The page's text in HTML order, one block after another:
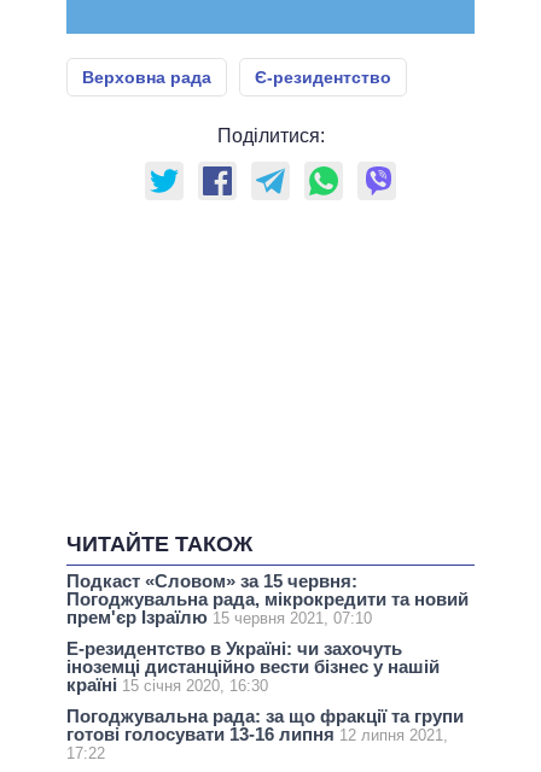
Верховна рада Є-резидентство
Поділитися:
ЧИТАЙТЕ ТАКОЖ
Подкаст «Словом» за 15 червня:
Погоджувальна рада, мікрокредити та новий
прем'єр Ізраїлю 15 червня 2021, 07:10
Е-резидентство в Україні: чи захочуть
іноземці дистанційно вести бізнес у нашій
країні 15 січня 2020, 16:30
Погоджувальна рада: за що фракції та групи
готові голосувати 13-16 липня 12 липня 2021,
17:22